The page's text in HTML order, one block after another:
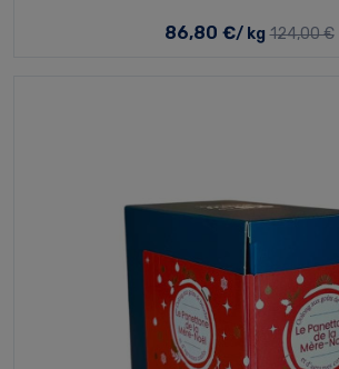
86,80 €/ kg 124,00 €